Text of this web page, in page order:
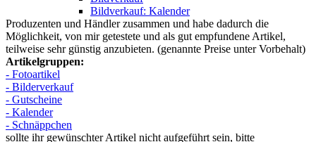
Bildverkauf: Kalender
Produzenten und Händler zusammen und habe dadurch die
Möglichkeit, von mir getestete und als gut empfundene Artikel,
teilweise sehr günstig anzubieten. (genannte Preise unter Vorbehalt)
Artikelgruppen:
- Fotoartikel
- Bilderverkauf
- Gutscheine
- Kalender
- Schnäppchen
sollte ihr gewünschter Artikel nicht aufgeführt sein, bitte